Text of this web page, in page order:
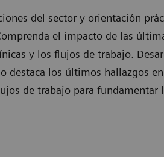
del sector y orientación
el impacto de las
y los flujos de trabajo.
destaca los últimos hallazgos
de trabajo para fundamentar